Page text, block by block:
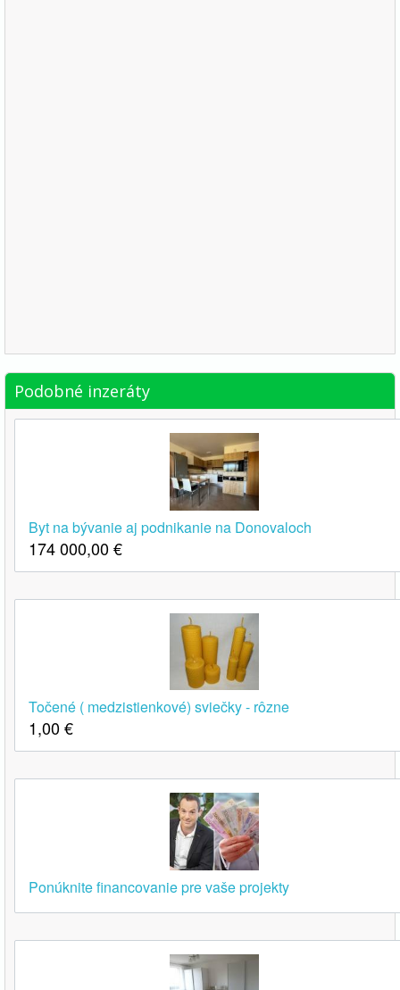
Podobné inzeráty
Byt na bývanie aj podnikanie na Donovaloch
174 000,00€
Točené ( medzistienkové) sviečky - rôzne
1,00€
Ponúknite financovanie pre vaše projekty